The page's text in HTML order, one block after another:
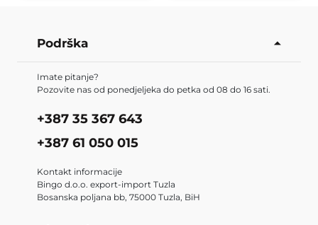
Podrška
Imate pitanje?
Pozovite nas od ponedjeljeka do petka od 08 do 16 sati.
+387 35 367 643
+387 61 050 015
Kontakt informacije
Bingo d.o.o. export-import Tuzla
Bosanska poljana bb, 75000 Tuzla, BiH